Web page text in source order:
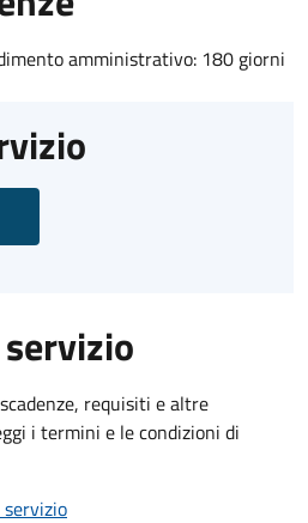
amministrativo: 180 giorni
requisiti e altre
i termini e le condizioni di